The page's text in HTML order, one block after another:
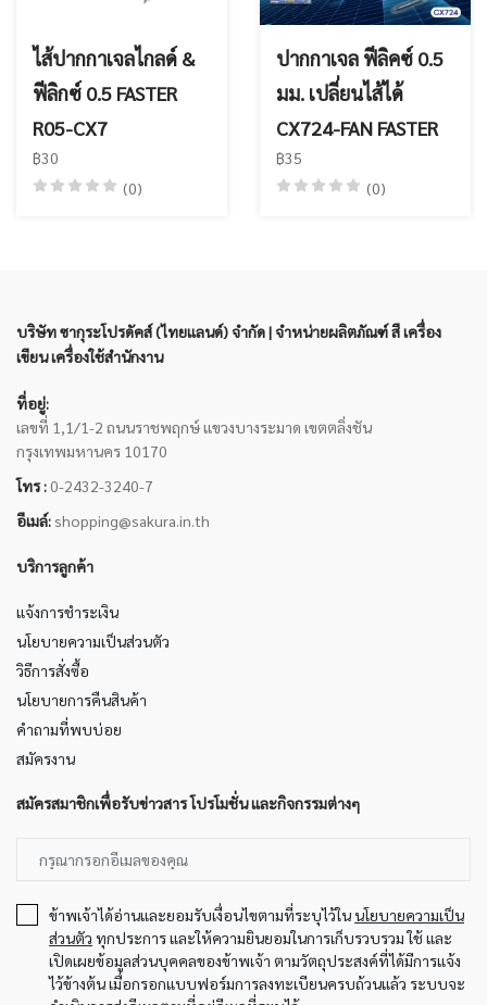
ไส้ปากกาเจลไกลด์ &
ฟีลิกซ์ 0.5 FASTER
R05-CX7
฿30
(0)
ปากกาเจล ฟีลิคซ์ 0.5
มม. เปลี่ยนไส้ได้
CX724-FAN FASTER
฿35
(0)
บริษัท ซากุระโปรดัคส์ (ไทยแลนด์) จำกัด | จำหน่ายผลิตภัณฑ์ สี เครื่อง
เขียน เครื่องใช้สำนักงาน
ที่อยู่:
เลขที่ 1,1/1-2 ถนนราชพฤกษ์ แขวงบางระมาด เขตตลิ่งชัน
กรุงเทพมหานคร 10170
โทร : 0-2432-3240-7
อีเมล์: shopping@sakura.in.th
บริการลูกค้า
แจ้งการชำระเงิน
นโยบายความเป็นส่วนตัว
วิธีการสั่งซื้อ
นโยบายการคืนสินค้า
คำถามที่พบบ่อย
สมัครงาน
สมัครสมาชิกเพื่อรับข่าวสาร โปรโมชั่น และกิจกรรมต่างๆ
ข้าพเจ้าได้อ่านและยอมรับเงื่อนไขตามที่ระบุไว้ในนโยบายความเป็น
ส่วนตัว ทุกประการ และให้ความยินยอมในการเก็บรวบรวม ใช้ และ
เปิดเผยข้อมูลส่วนบุคคลของข้าพเจ้า ตามวัตถุประสงค์ที่ได้มีการแจ้ง
ไว้ข้างต้น เมื่อกรอกแบบฟอร์มการลงทะเบียนครบถ้วนแล้ว ระบบจะ